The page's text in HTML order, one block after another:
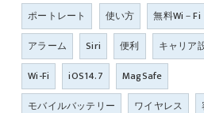
ポートレート
使い方
無料Wi－Fi
アラーム
Siri 便利
キャリア
Wi-Fi
iOS14.7
MagSafe
モバイルバッテリー
ワイヤレス